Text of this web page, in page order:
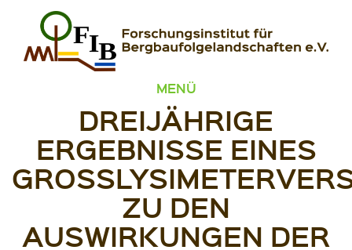
Zum Inhalt springen
FIB – Forschungsinstitut für Bergbaufolgelandschaften
MENÜ
DREIJÄHRIGE
ERGEBNISSE EINES
U DEN A
USWIRKUNGEN DER A